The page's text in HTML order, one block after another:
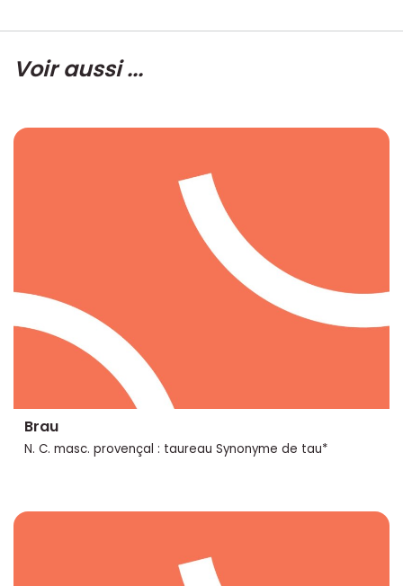
Voir aussi ...
Brau
N. C. masc. provençal : taureau Synonyme de tau*